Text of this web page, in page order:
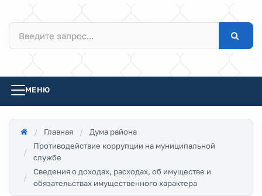
МЕНЮ
Главная
Дума района
Противодействие коррупции на муниципальной
службе
Сведения о доходах, расходах, об имуществе и
обязательствах имущественного характера